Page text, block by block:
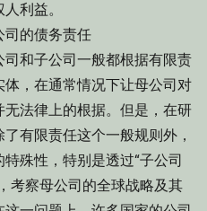
利益。
的债务责任
和子公司一般都根据有限责
，在通常情况下让母公司对
法律上的根据。但是，在研
有限责任这个一般规则外，
殊性，特别是透过“子公司
考察母公司的全球战略及其